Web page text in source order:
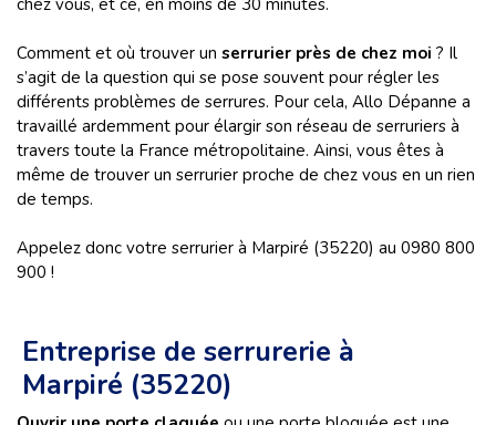
chez vous, et ce, en moins de 30 minutes.
Comment et où trouver un serrurier près de chez moi ? Il
s’agit de la question qui se pose souvent pour régler les
différents problèmes de serrures. Pour cela, Allo Dépanne a
travaillé ardemment pour élargir son réseau de serruriers à
travers toute la France métropolitaine. Ainsi, vous êtes à
même de trouver un serrurier proche de chez vous en un rien
de temps.
Appelez donc votre serrurier à Marpiré (35220) au 0980 800
900 !
Entreprise de serrurerie à
Marpiré (35220)